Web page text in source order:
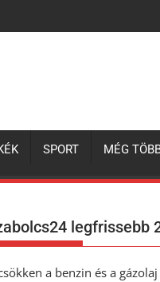
hőhullám,
SPORT MÉG
legfrissebb
a benzin és a